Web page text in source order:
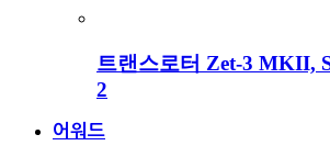
트랜스로터 Zet-3 MKII,
2
어워드